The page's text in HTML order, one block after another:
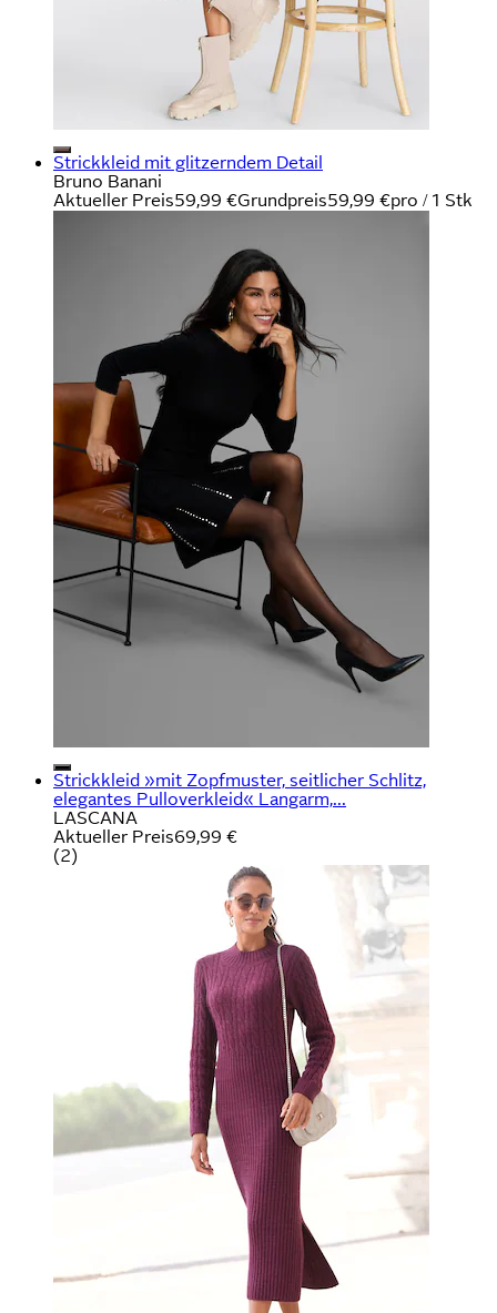
Strickkleid mit glitzerndem Detail
Bruno Banani
Aktueller Preis59,99 €Grundpreis59,99 €pro / 1 Stk
Strickkleid »mit Zopfmuster, seitlicher Schlitz,
elegantes Pulloverkleid« Langarm,...
LASCANA
Aktueller Preis69,99 €
(2)